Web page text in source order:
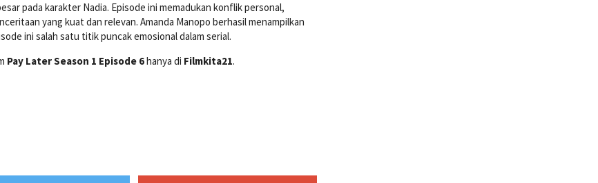
pada karakter Nadia. Episode ini memadukan konflik personal,
yang kuat dan relevan. Amanda Manopo berhasil menampilkan
ini salah satu titik puncak emosional dalam serial.
Pay Later Season 1 Episode 6hanya di Filmkita21.